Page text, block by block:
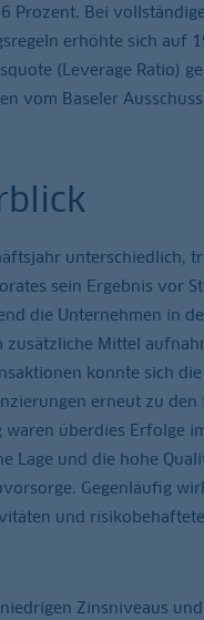
Prozent. Bei
erhöhte sich auf
(Leverage Ratio)
vom Baseler
unterschiedlich,
sein Ergebnis vor
die Unternehmen in
Mittel
konnte sich die
erneut zu den
waren überdies Erfolge
Lage und die hohe
Gegenläufig
und
Zinsniveaus